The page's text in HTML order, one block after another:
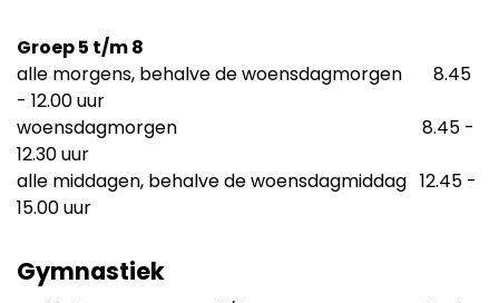
Groep 5 t/m 8
alle morgens, behalve de woensdagmorgen 8.45
- 12.00 uur
woensdagmorgen 8.45 -
12.30 uur
alle middagen, behalve de woensdagmiddag 12.45 -
15.00 uur
Gymnastiek